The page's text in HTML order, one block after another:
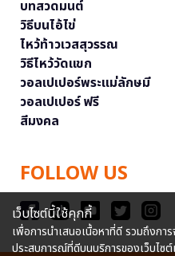
บทสวดมนต์
วิธีบนไอ้ไข่
ไหว้ท้าวเวสสุวรรณ
วิธีไหว้วัดแขก
วอลเปเปอร์พระแม่ลักษมี
วอลเปเปอร์ ฟรี
สีมงคล
FOLLOW US
เว็บไซต์นี้ใช้คุกกี้
เพื่อการนำเสนอเนื้อหาที่ดี รวมถึงก
ประสบการณ์ที่ดีบนบริการของเว็บไซ